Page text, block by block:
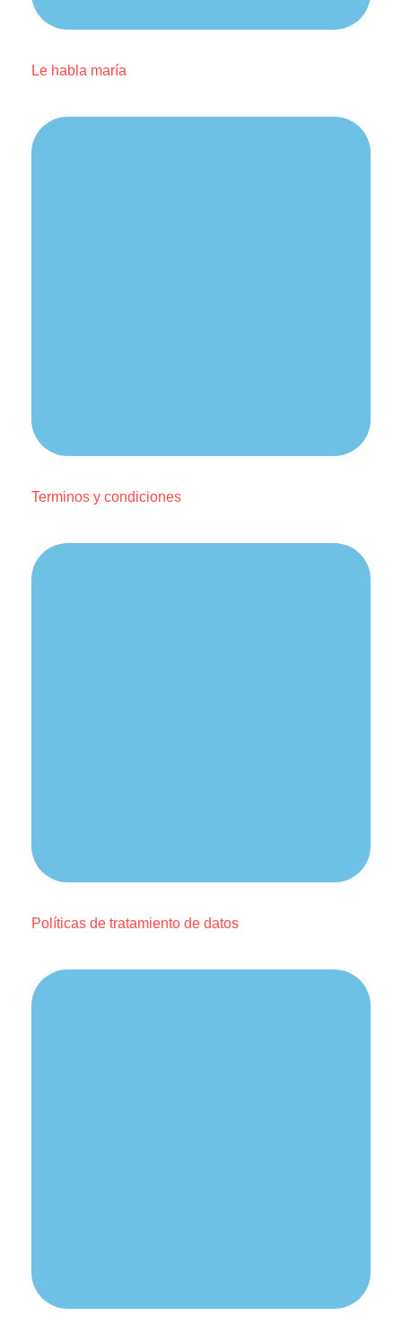
Le habla maría
Terminos y condiciones
Políticas de tratamiento de datos